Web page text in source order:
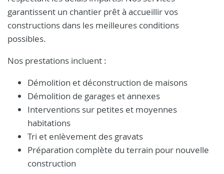
garantissent un chantier prêt à accueillir vos
constructions dans les meilleures conditions
possibles.
Nos prestations incluent :
Démolition et déconstruction de maisons
Démolition de garages et annexes
Interventions sur petites et moyennes
habitations
Tri et enlèvement des gravats
Préparation complète du terrain pour nouvelle
construction